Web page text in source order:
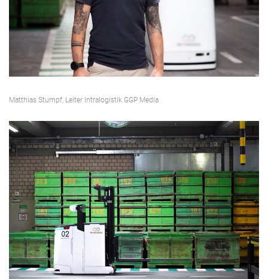
Matthias Stumpf, Leiter Intralogistik GGP Media